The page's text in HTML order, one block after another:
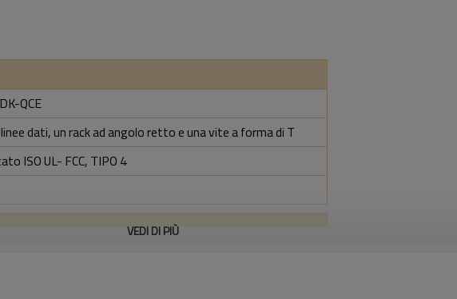
QCE
dati, un rack ad angolo retto e una vite a forma di T
ISO UL- FCC, TIPO 4
VEDI DI PIÙ